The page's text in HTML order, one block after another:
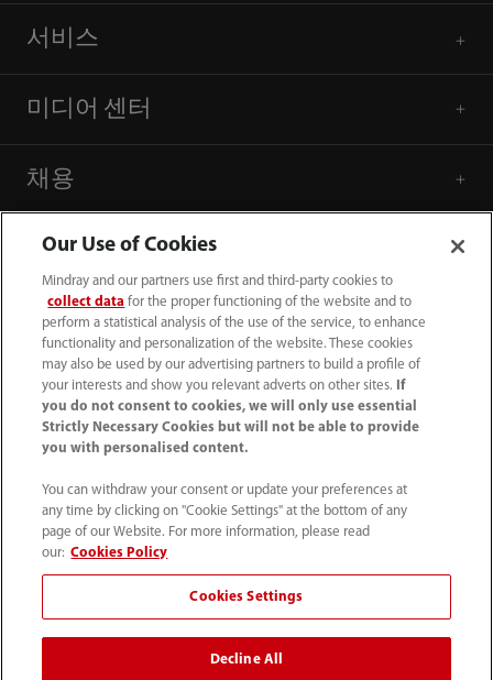
서비스
미디어 센터
채용
기업 소개
연락처 정보
(82-2) 5688 040
intl-market@mindray.com
Our Use of Cookies
Mindray and our partners use first and third-party cookies to
collect data for the proper functioning of the website and to
perform a statistical analysis of the use of the service, to enhance
functionality and personalization of the website. These cookies
may also be used by our advertising partners to build a profile of
your interests and show you relevant adverts on other sites.
If
you do not consent to cookies, we will only use essential
Strictly Necessary Cookies but will not be able to provide
you with personalised content.
You can withdraw your consent or update your preferences at
any time by clicking on "Cookie Settings" at the bottom of any
page of our Website. For more information, please read
our: Cookies Policy
Cookies Settings
Decline All